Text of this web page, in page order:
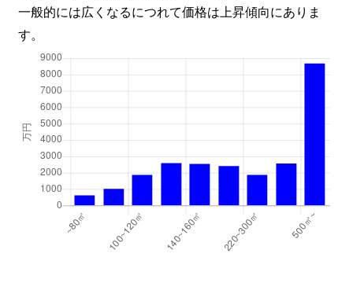
一般的には広くなるにつれて価格は上昇傾向にありま
す。